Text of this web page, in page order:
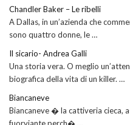
Chandler Baker – Le ribelli
A Dallas, in un’azienda che
sono quattro donne, le …
Il sicario- Andrea Galli
Una storia vera. O meglio
biografica della vita di un killer. …
Biancaneve
Biancaneve � la cattiveria cieca,
fuorviante perch� …